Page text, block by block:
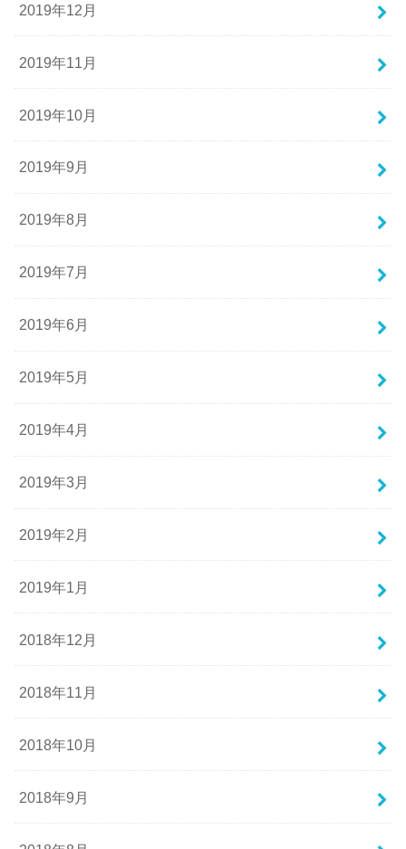
2019年12月
2019年11月
2019年10月
2019年9月
2019年8月
2019年7月
2019年6月
2019年5月
2019年4月
2019年3月
2019年2月
2019年1月
2018年12月
2018年11月
2018年10月
2018年9月